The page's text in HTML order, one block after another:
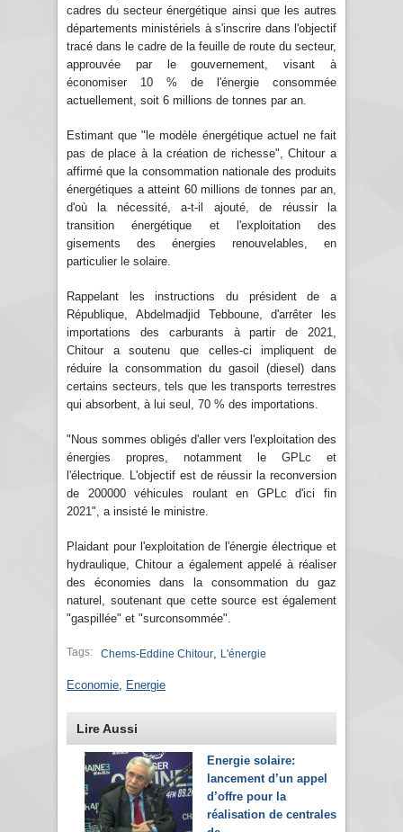
cadres du secteur énergétique ainsi que les autres
départements ministériels à s'inscrire dans l'objectif
tracé dans le cadre de la feuille de route du secteur,
approuvée par le gouvernement, visant à
économiser 10 % de l'énergie consommée
actuellement, soit 6 millions de tonnes par an.
Estimant que "le modèle énergétique actuel ne fait
pas de place à la création de richesse", Chitour a
affirmé que la consommation nationale des produits
énergétiques a atteint 60 millions de tonnes par an,
d'où la nécessité, a-t-il ajouté, de réussir la
transition énergétique et l'exploitation des
gisements des énergies renouvelables, en
particulier le solaire.
Rappelant les instructions du président de a
République, Abdelmadjid Tebboune, d'arrêter les
importations des carburants à partir de 2021,
Chitour a soutenu que celles-ci impliquent de
réduire la consommation du gasoil (diesel) dans
certains secteurs, tels que les transports terrestres
qui absorbent, à lui seul, 70 % des importations.
"Nous sommes obligés d'aller vers l'exploitation des
énergies propres, notamment le GPLc et
l'électrique. L'objectif est de réussir la reconversion
de 200000 véhicules roulant en GPLc d'ici fin
2021", a insisté le ministre.
Plaidant pour l'exploitation de l'énergie électrique et
hydraulique, Chitour a également appelé à réaliser
des économies dans la consommation du gaz
naturel, soutenant que cette source est également
"gaspillée" et "surconsommée".
Tags: Chems-Eddine Chitour L'énergie
Economie Energie
Lire Aussi
Energie solaire:
lancement d’un appel
d’offre pour la
réalisation de centrales